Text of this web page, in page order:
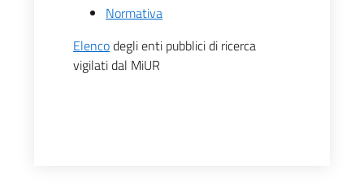
Normativa
Elencodegli enti pubblici di ricerca
vigilati dal MiUR